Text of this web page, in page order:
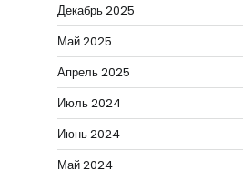
Декабрь 2025
Май 2025
Апрель 2025
Июль 2024
Июнь 2024
Май 2024